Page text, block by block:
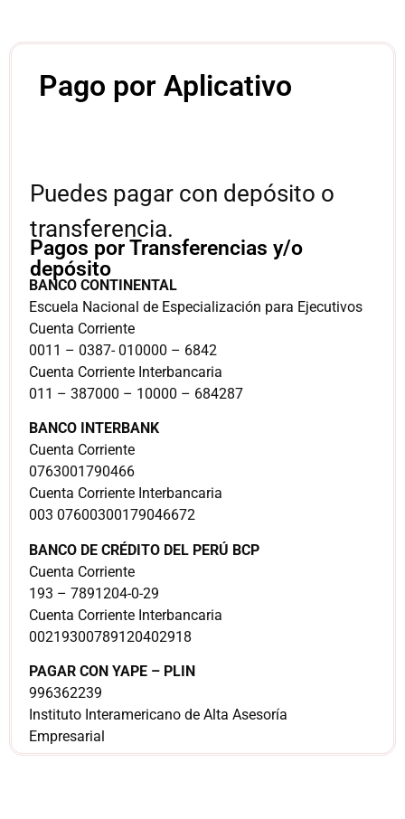
Pago por Aplicativo
Puedes pagar con depósito o
transferencia.
BANCO CONTINENTAL
Escuela Nacional de Especialización para Ejecutivos
Cuenta Corriente
0011 – 0387- 010000 – 6842
Cuenta Corriente Interbancaria
011 – 387000 – 10000 – 684287
BANCO INTERBANK
Cuenta Corriente
0763001790466
Cuenta Corriente Interbancaria
003 07600300179046672
BANCO DE CRÉDITO DEL PERÚ BCP
Cuenta Corriente
193 – 7891204-0-29
Cuenta Corriente Interbancaria
00219300789120402918
PAGAR CON YAPE – PLIN
996362239
Instituto Interamericano de Alta Asesoría
Empresarial
Pagos por Transferencias y/o
depósito